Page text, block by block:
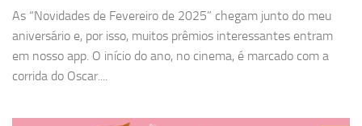
As “Novidades de Fevereiro de 2025” chegam junto do meu
aniversário e, por isso, muitos prêmios interessantes entram
em nosso app. O início do ano, no cinema, é marcado com a
corrida do Oscar....